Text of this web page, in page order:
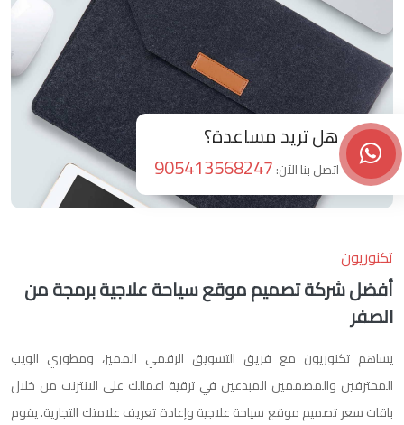
هل تريد مساعدة؟
اتصل بنا الآن:905413568247
تكنوريون
أفضل شركة تصميم موقع سياحة علاجية برمجة من
الصفر
يساهم تكنوريون مع فريق التسويق الرقمي المميز، ومطوري الويب
المحترفين والمصممين المبدعين في ترقية اعمالك على الانترنت من خلال
باقات سعر تصميم موقع سياحة علاجية وإعادة تعريف علامتك التجارية. يقوم